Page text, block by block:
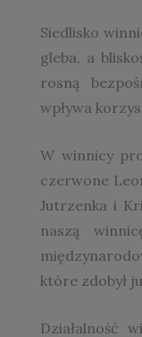
Siedlisko
gleba, a
rosną
wpływa
W winnicy
czerwone
Jutrzenka i
naszą
które zdobył
Działalność